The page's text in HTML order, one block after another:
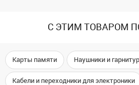
С ЭТИМ ТОВАРОМ
Карты памяти Наушники и
Кабели и переходники для электроники